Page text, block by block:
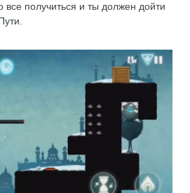
все получиться и ты должен дойти